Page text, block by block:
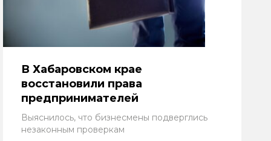
В Хабаровском крае
восстановили права
предпринимателей
Выяснилось, что бизнесмены подверглись
незаконным проверкам